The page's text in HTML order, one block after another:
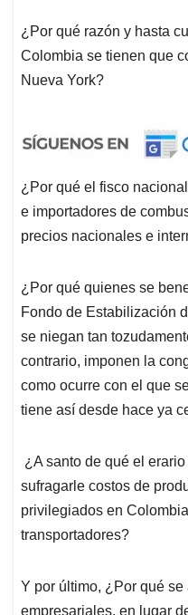
¿Por qué razón y hasta
Colombia se tienen que
Nueva York?
¿Por qué el fisco
e importadores de
precios nacionales e
¿Por qué quienes se
Fondo de Estabilización
se niegan tan
contrario, imponen la
como ocurre con el que
tiene así desde hace ya
¿A santo de qué el
sufragarle costos de
privilegiados en
transportadores?
Y por último, ¿Por qué
empresariales, en lugar